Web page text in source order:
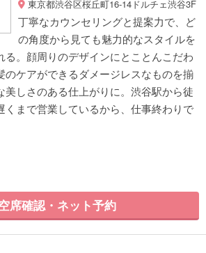
東京都渋谷区桜丘町16-14ドルチェ渋谷3F
丁寧なカウンセリングと提案力で、ど
の角度から見ても魅力的なスタイルを
る。顔周りのデザインにとことんこだわ
のケアができるダメージレスなものを揃
美しさのある仕上がりに。渋谷駅から徒
くまで営業しているから、仕事終わりで
席確認・ネット予約